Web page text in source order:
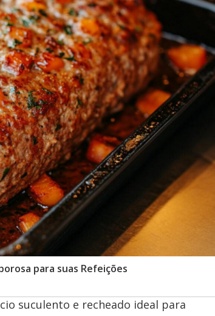
para suas Refeições
suculento e recheado ideal para